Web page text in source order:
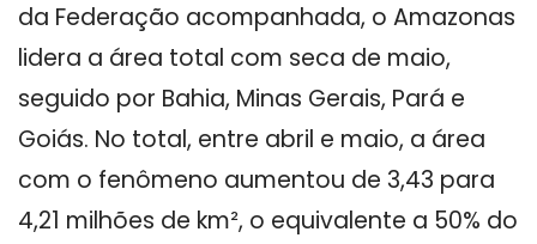
da Federação acompanhada, o Amazonas
lidera a área total com seca de maio,
seguido por Bahia, Minas Gerais, Pará e
Goiás. No total, entre abril e maio, a área
com o fenômeno aumentou de 3,43 para
4,21 milhões de km², o equivalente a 50% do